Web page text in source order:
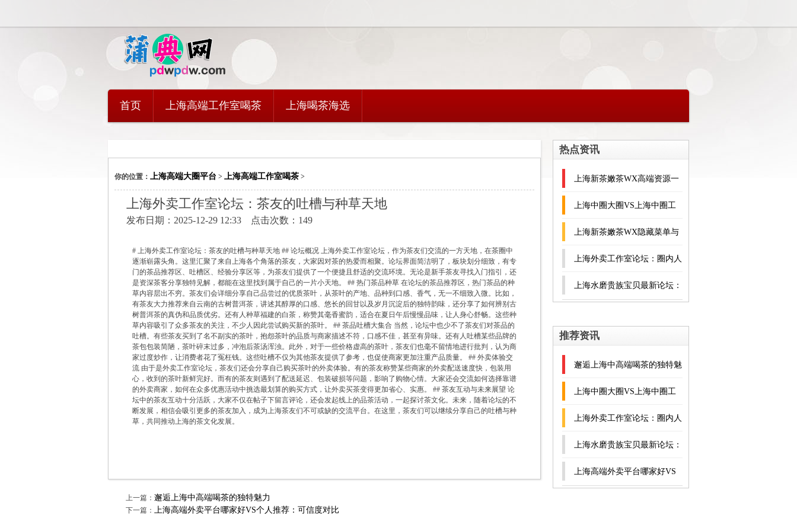
首页 上海高端工作室喝茶 上海喝茶海选
你的位置： 上海高端大圈平台 > 上海高端工作室喝茶 >
上海外卖工作室论坛：茶友的吐槽与种草天地
发布日期：2025-12-29 12:33 点击次数：149
# 上海外卖工作室论坛：茶友的吐槽与种草天地 ## 论坛概况 上海外卖工作室论坛，作为茶友们交流的一方天地，在茶圈中
逐渐崭露头角。这里汇聚了来自上海各个角落的茶友，大家因对茶的热爱而相聚。论坛界面简洁明了，板块划分细致，有专
门的茶品推荐区、吐槽区、经验分享区等，为茶友们提供了一个便捷且舒适的交流环境。无论是新手茶友寻找入门指引，还
是资深茶客分享独特见解，都能在这里找到属于自己的一片小天地。 ## 热门茶品种草 在论坛的茶品推荐区，热门茶品的种
草内容层出不穷。茶友们会详细分享自己品尝过的优质茶叶，从茶叶的产地、品种到口感、香气，无一不细致入微。比如，
有茶友大力推荐来自云南的古树普洱茶，讲述其醇厚的口感、悠长的回甘以及岁月沉淀后的独特韵味，还分享了如何辨别古
树普洱茶的真伪和品质优劣。还有人种草福建的白茶，称赞其毫香蜜韵，适合在夏日午后慢慢品味，让人身心舒畅。这些种
草内容吸引了众多茶友的关注，不少人因此尝试购买新的茶叶。 ## 茶品吐槽大集合 当然，论坛中也少不了茶友们对茶品的
吐槽。有些茶友买到了名不副实的茶叶，抱怨茶叶的品质与商家描述不符，口感不佳，甚至有异味。还有人吐槽某些品牌的
茶包包装简陋，茶叶碎末过多，冲泡后茶汤浑浊。此外，对于一些价格虚高的茶叶，茶友们也毫不留情地进行批判，认为商
家过度炒作，让消费者花了冤枉钱。这些吐槽不仅为其他茶友提供了参考，也促使商家更加注重产品质量。 ## 外卖体验交
流 由于是外卖工作室论坛，茶友们还会分享自己购买茶叶的外卖体验。有的茶友称赞某些商家的外卖配送速度快，包装用
心，收到的茶叶新鲜完好。而有的茶友则遇到了配送延迟、包装破损等问题，影响了购物心情。大家还会交流如何选择靠谱
的外卖商家，如何在众多优惠活动中挑选最划算的购买方式，让外卖买茶变得更加省心、实惠。 ## 茶友互动与未来展望 论
坛中的茶友互动十分活跃，大家不仅在帖子下留言评论，还会发起线上的品茶活动，一起探讨茶文化。未来，随着论坛的不
断发展，相信会吸引更多的茶友加入，成为上海茶友们不可或缺的交流平台。在这里，茶友们可以继续分享自己的吐槽与种
草，共同推动上海的茶文化发展。
上一篇： 邂逅上海中高端喝茶的独特魅力
下一篇： 上海高端外卖平台哪家好VS个人推荐：可信度对比
热点资讯
上海新茶嫩茶WX高端资源一
站式服务_297
上海中圈大圈VS上海中圈工
作室：选择指南
上海新茶嫩茶WX隐藏菜单与
预约攻略_269
上海外卖工作室论坛：圈内人
的交流宝藏地
上海水磨贵族宝贝最新论坛：
推荐资讯
邂逅上海中高端喝茶的独特魅
力
上海中圈大圈VS上海中圈工
作室：选择指南
上海外卖工作室论坛：圈内人
的交流宝藏地
上海水磨贵族宝贝最新论坛：
本地热议话题
上海高端外卖平台哪家好VS